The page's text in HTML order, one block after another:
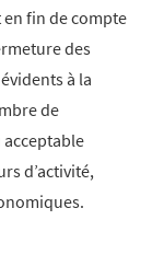
fin de compte
des
à la
de
d’activité,